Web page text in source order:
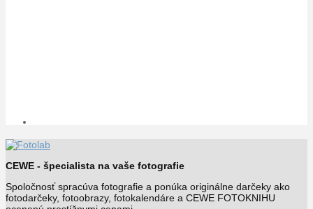
CEWE - špecialista na vaše fotografie
Spoločnosť spracúva fotografie a ponúka originálne darčeky ako
fotodarčeky, fotoobrazy, fotokalendáre a CEWE FOTOKNIHU